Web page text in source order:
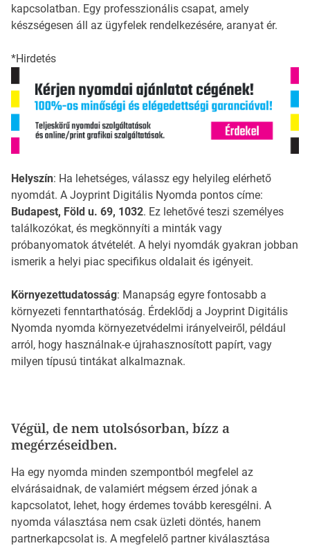
kapcsolatban. Egy professzionális csapat, amely
készségesen áll az ügyfelek rendelkezésére, aranyat ér.
*Hirdetés
Helyszín: Ha lehetséges, válassz egy helyileg elérhető
nyomdát. A Joyprint Digitális Nyomda pontos címe:
Budapest, Föld u. 69, 1032. Ez lehetővé teszi személyes
találkozókat, és megkönnyíti a minták vagy
próbanyomatok átvételét. A helyi nyomdák gyakran jobban
ismerik a helyi piac specifikus oldalait és igényeit.
Környezettudatosság: Manapság egyre fontosabb a
környezeti fenntarthatóság. Érdeklődj a Joyprint Digitális
Nyomda nyomda környezetvédelmi irányelveiről, például
arról, hogy használnak-e újrahasznosított papírt, vagy
milyen típusú tintákat alkalmaznak.
Végül, de nem utolsósorban, bízz a
megérzéseidben.
Ha egy nyomda minden szempontból megfelel az
elvárásaidnak, de valamiért mégsem érzed jónak a
kapcsolatot, lehet, hogy érdemes tovább keresgélni. A
nyomda választása nem csak üzleti döntés, hanem
partnerkapcsolat is. A megfelelő partner kiválasztása